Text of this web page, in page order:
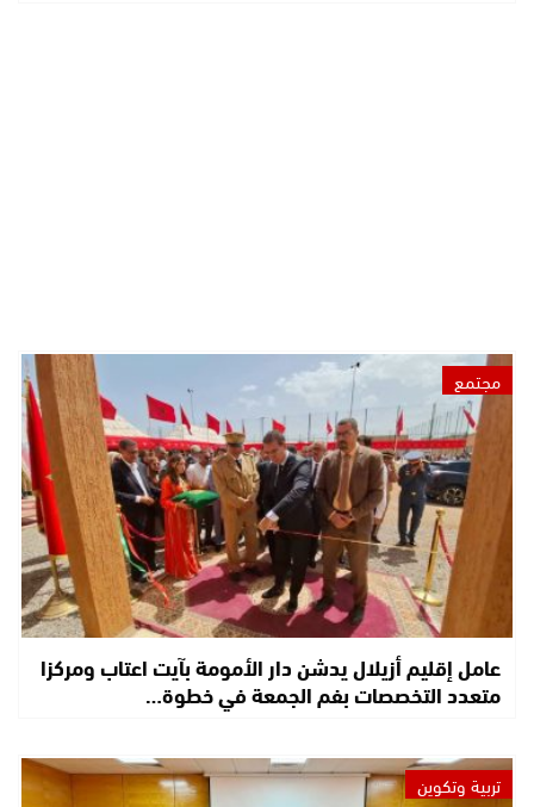
مجتمع
عامل إقليم أزيلال يدشن دار الأمومة بآيت اعتاب ومركزا
متعدد التخصصات بفم الجمعة في خطوة…
تربية وتكوين